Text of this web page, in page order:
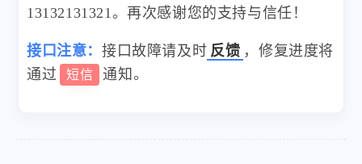
13132131321。再次感谢您的支持与信任！
接口注意： 接口故障请及时 反馈 ，修复进度将
通过
短信 通知。